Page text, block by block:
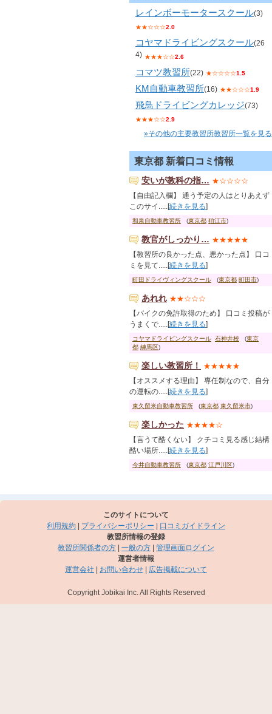
レインボーモータースクール(3)
★★☆☆☆2.0
コヤマドライビングスクール(26
4) ★★★☆☆2.6
コマツ教習所(22) ★☆☆☆☆1.5
KM自動車教習所(16) ★★☆☆☆1.9
飛鳥ドライビングカレッジ(73)
★★★☆☆2.9
»その他の主要教習所教習所一覧を見る
東京都 新着口コミ情報
安いが教科の指… ★☆☆☆☆
【自由記入欄】 通う予定の人はとりあえず
このサイ.....[続きを見る]
和泉自動車教習所 (東京都 狛江市)
教官がしっかり… ★★★★★
【教習所の良かった点、悪かった点】 口コ
ミを見て.....[続きを見る]
町田ドライヴィングスクール (東京都 町田市)
あれれ ★★☆☆☆
【バイクの免許取得のため】 口コミ投稿が
うまくで.....[続きを見る]
コヤマドライビングスクール 石神井校 (東京
都 練馬区)
楽しい教習所！ ★★★★★
【オススメする理由】 専任制なので、自分
の運転の.....[続きを見る]
東久留米自動車教習所 (東京都 東久留米市)
楽しかった ★★★★☆
【言うて酷くない】 クチコミ見る感じ結構
酷い場所.....[続きを見る]
今井自動車教習所 (東京都 江戸川区)
このサイトについて
利用規約
プライバシーポリシー
口コミガイドライン
教習所情報の登録
教習所関係者の方
一般の方
管理画面ログイン
運営者情報
運営会社
お問い合わせ 広告掲載について
Copyright Jobikai Inc. All Rights Reserved